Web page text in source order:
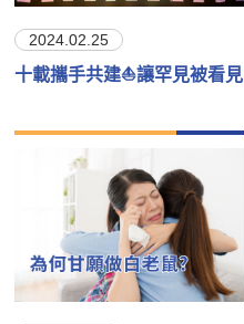
2024.02.25
十載攜手共建⛵讓罕見被看見